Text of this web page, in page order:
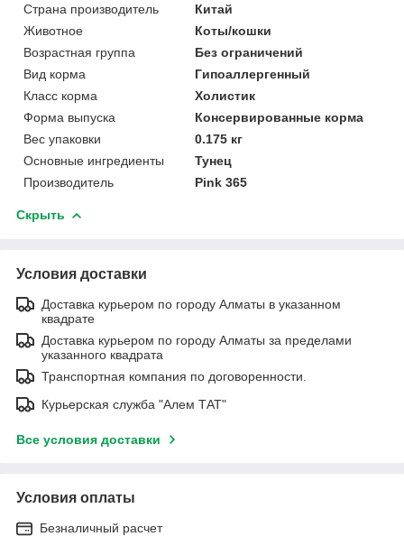
Страна производитель
Китай
Животное
Коты/кошки
Возрастная группа
Без ограничений
Вид корма
Гипоаллергенный
Класс корма
Холистик
Форма выпуска
Консервированные корма
Вес упаковки
0.175 кг
Основные ингредиенты
Тунец
Производитель
Pink 365
Скрыть
Условия доставки
Доставка курьером по городу Алматы в указанном
квадрате
Доставка курьером по городу Алматы за пределами
указанного квадрата
Транспортная компания по договоренности.
Курьерская служба "Алем ТАТ"
Все условия доставки
Условия оплаты
Безналичный расчет